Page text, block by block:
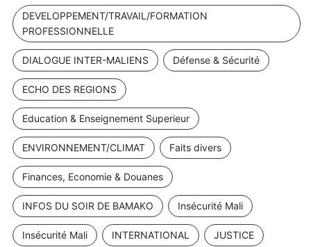
DEVELOPPEMENT/TRAVAIL/FORMATION
PROFESSIONNELLE
DIALOGUE INTER-MALIENS Défense & Sécurité
ECHO DES REGIONS
Education & Enseignement Superieur
ENVIRONNEMENT/CLIMAT Faits divers
Finances, Economie & Douanes
INFOS DU SOIR DE BAMAKO Insécurité Mali
Insécurité Mali INTERNATIONAL JUSTICE